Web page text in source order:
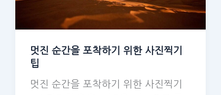
멋진 순간을 포착하기 위한 사진찍기
팁
멋진 순간을 포착하기 위한 사진찍기